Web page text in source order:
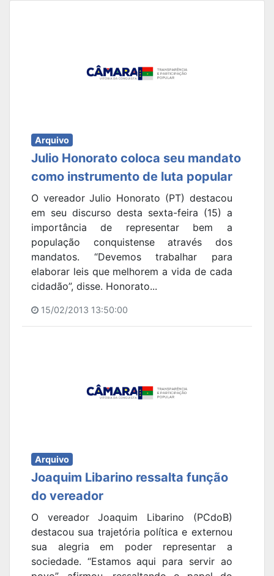
Arquivo
Julio Honorato coloca seu mandato
como instrumento de luta popular
O vereador Julio Honorato (PT) destacou
em seu discurso desta sexta-feira (15) a
importância de representar bem a
população conquistense através dos
mandatos. “Devemos trabalhar para
elaborar leis que melhorem a vida de cada
cidadão”, disse. Honorato...
15/02/2013 13:50:00
Arquivo
Joaquim Libarino ressalta função
do vereador
O vereador Joaquim Libarino (PCdoB)
destacou sua trajetória política e externou
sua alegria em poder representar a
sociedade. “Estamos aqui para servir ao